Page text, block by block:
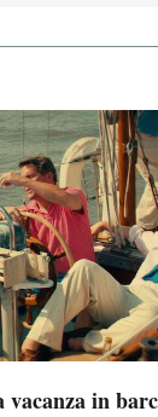
vacanza in